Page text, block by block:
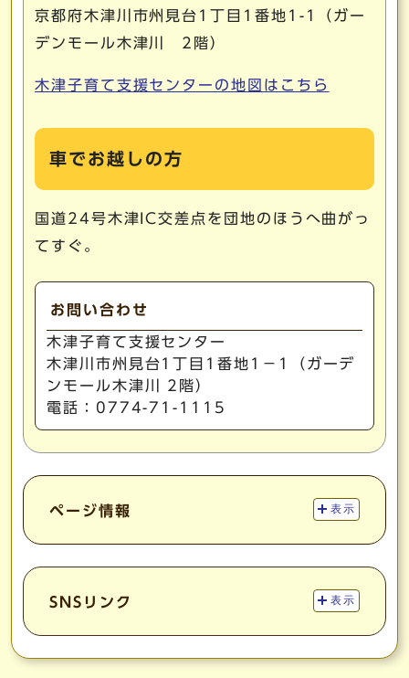
京都府木津川市州見台1丁目1番地1-1（ガー
デンモール木津川 2階）
木津子育て支援センターの地図はこちら
車でお越しの方
国道24号木津IC交差点を団地のほうへ曲がっ
てすぐ。
お問い合わせ
木津子育て支援センター
木津川市州見台1丁目1番地1－1（ガーデ
ンモール木津川 2階）
電話：0774-71-1115
ページ情報 表示
SNSリンク 表示